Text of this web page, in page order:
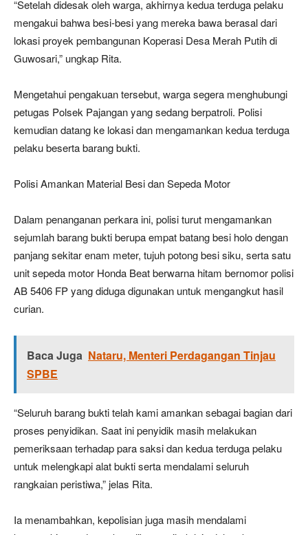
“Setelah didesak oleh warga, akhirnya kedua terduga pelaku
mengakui bahwa besi-besi yang mereka bawa berasal dari
lokasi proyek pembangunan Koperasi Desa Merah Putih di
Guwosari,” ungkap Rita.
Mengetahui pengakuan tersebut, warga segera menghubungi
petugas Polsek Pajangan yang sedang berpatroli. Polisi
kemudian datang ke lokasi dan mengamankan kedua terduga
pelaku beserta barang bukti.
Polisi Amankan Material Besi dan Sepeda Motor
Dalam penanganan perkara ini, polisi turut mengamankan
sejumlah barang bukti berupa empat batang besi holo dengan
panjang sekitar enam meter, tujuh potong besi siku, serta satu
unit sepeda motor Honda Beat berwarna hitam bernomor polisi
AB 5406 FP yang diduga digunakan untuk mengangkut hasil
curian.
Baca Juga Nataru, Menteri Perdagangan Tinjau
SPBE
“Seluruh barang bukti telah kami amankan sebagai bagian dari
proses penyidikan. Saat ini penyidik masih melakukan
pemeriksaan terhadap para saksi dan kedua terduga pelaku
untuk melengkapi alat bukti serta mendalami seluruh
rangkaian peristiwa,” jelas Rita.
Ia menambahkan, kepolisian juga masih mendalami